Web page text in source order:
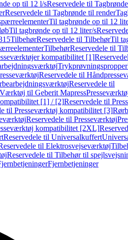
op til 12 l/sReservedele til
Reservedele til Tagbrønde til render
Til tagbrønde op til 12
Til tagbrønde op til 12 liter/s
TilbehørReservedele til TilbehørTil
TilbehørReservedele til
kompatibilitet [1]
Trykprøvningspropper
Reservedele til
Reservedele til
til Geberit Mapress
[1] / [2]Reservedele til
til Presseværktøj kompatibilitet [3]
Reservedele til Presseværktøj
kompatibilitet [2XL]
Reservedele til Universalkuffert
til Elektrosvejseværktøj
Reservedele til Tilbehør til
Fjernbetjeninger